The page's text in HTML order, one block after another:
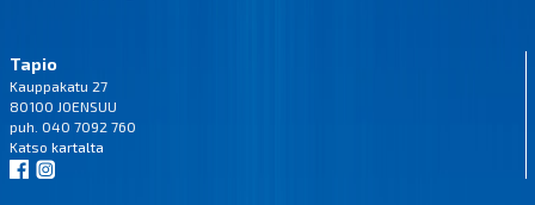
Tapio
Kauppakatu 27
80100 JOENSUU
puh. 040 7092 760
Katso kartalta